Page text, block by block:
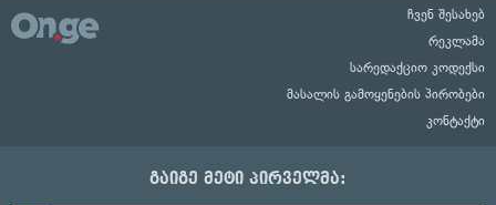
ჩვენ შესახებ
რეკლამა
სარედაქციო კოდექსი
მასალის გამოყენების პირობები
კონტაქტი
გაიგე მეტი პირველმა: